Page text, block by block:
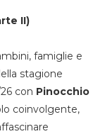
II)
famiglie e
stagione
con Pinocchio
coinvolgente,